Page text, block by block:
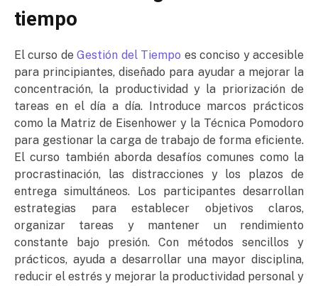
tiempo
El curso deGestión del Tiempo es conciso y accesible
para principiantes, diseñado para ayudar a mejorar la
concentración, la productividad y la priorización de
tareas en el día a día. Introduce marcos prácticos
como la Matriz de Eisenhower y la Técnica Pomodoro
para gestionar la carga de trabajo de forma eficiente.
El curso también aborda desafíos comunes como la
procrastinación, las distracciones y los plazos de
entrega simultáneos. Los participantes desarrollan
estrategias para establecer objetivos claros,
organizar tareas y mantener un rendimiento
constante bajo presión. Con métodos sencillos y
prácticos, ayuda a desarrollar una mayor disciplina,
reducir el estrés y mejorar la productividad personal y